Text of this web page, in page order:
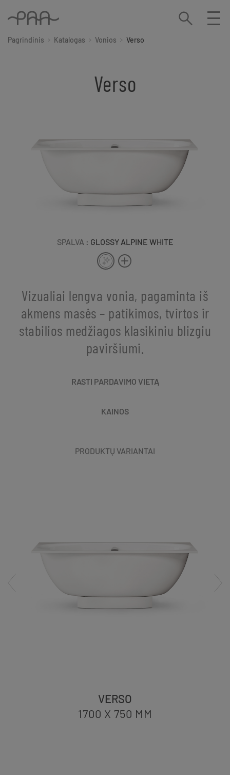
Pagrindinis Katalogas Vonios Verso
Verso
SPALVA : GLOSSY ALPINE WHITE
Vizualiai lengva vonia, pagaminta iš
akmens masės – patikimos, tvirtos ir
stabilios medžiagos klasikiniu blizgiu
paviršiumi.
RASTI PARDAVIMO VIETĄ
KAINOS
PRODUKTŲ VARIANTAI
VERSO
1700 X 750 MM